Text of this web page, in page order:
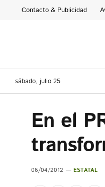
Contacto & Publicidad
sábado, julio 25
En el
06/04/2012 ESTATAL